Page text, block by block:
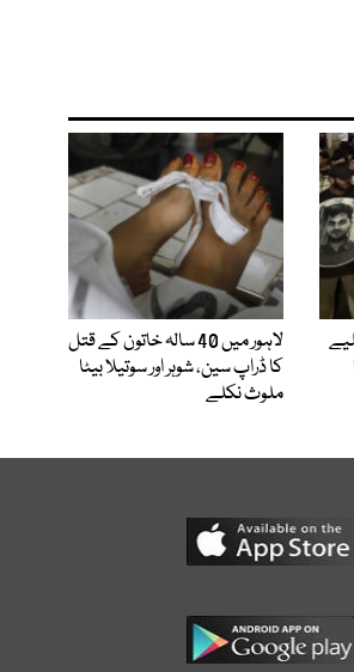
لاہور میں 40 سالہ خاتون کے قتل
کا ڈراپ سین، شوہر اور سوتیلا بیٹا
ملوث نکلے